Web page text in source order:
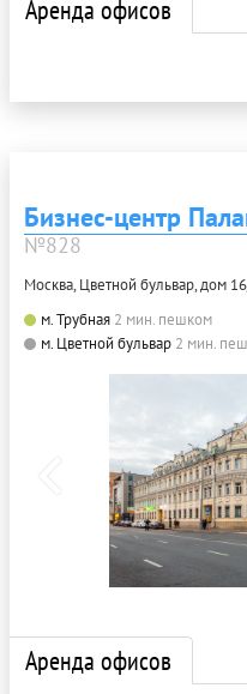
Аренда офисов
Бизнес-центр
№828
Москва, Цветной бульвар, дом
м. Трубная 2 мин. пешком
м. Цветной бульвар 2 мин.
Аренда офисов